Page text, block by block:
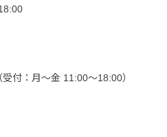
付：月～金 11:00～18:00）